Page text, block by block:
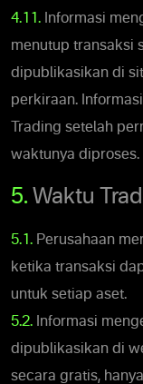
4.11. Informasi
menutup transaksi
dipublikasikan di
perkiraan.
Trading setelah
waktunya diproses.
5. Waktu
5.1. Perusahaan
ketika transaksi
untuk setiap aset.
5.2. Informasi
dipublikasikan di
secara gratis,